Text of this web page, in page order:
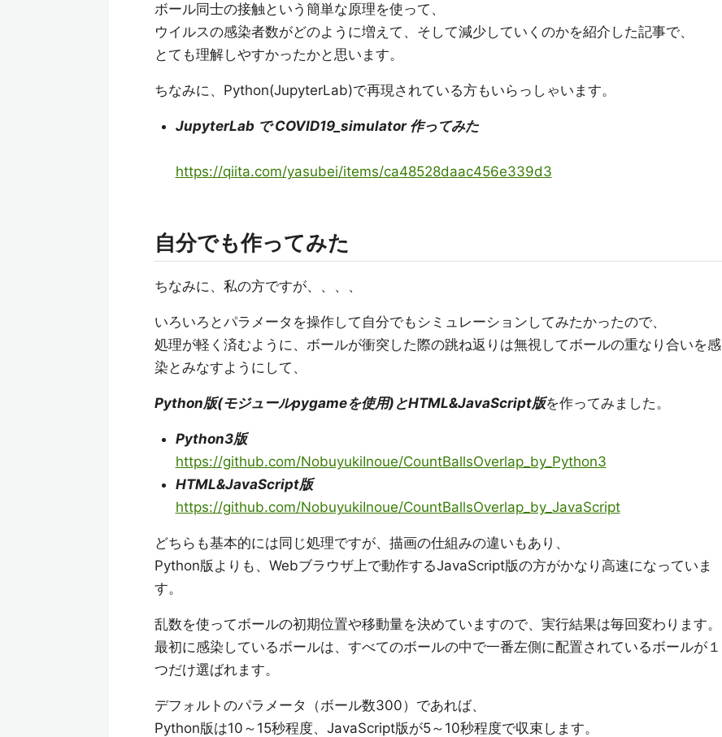
ボール同士の接触という簡単な原理を使って、
ウイルスの感染者数がどのように増えて、そして減少していくのかを紹介した記事で、
とても理解しやすかったかと思います。
ちなみに、Python(JupyterLab)で再現されている方もいらっしゃいます。
JupyterLab で COVID19_simulator 作ってみた
https://qiita.com/yasubei/items/ca48528daac456e339d3
自分でも作ってみた
ちなみに、私の方ですが、、、、
いろいろとパラメータを操作して自分でもシミュレーションしてみたかったので、
処理が軽く済むように、ボールが衝突した際の跳ね返りは無視してボールの重なり合いを感
染とみなすようにして、
Python版(モジュールpygameを使用) とHTML&JavaScript版を作ってみました。
Python3版
https://github.com/NobuyukiInoue/CountBallsOverlap_by_Python3
HTML&JavaScript版
https://github.com/NobuyukiInoue/CountBallsOverlap_by_JavaScript
どちらも基本的には同じ処理ですが、描画の仕組みの違いもあり、
Python版よりも、Webブラウザ上で動作するJavaScript版の方がかなり高速になっていま
す。
乱数を使ってボールの初期位置や移動量を決めていますので、実行結果は毎回変わります。
最初に感染しているボールは、すべてのボールの中で一番左側に配置されているボールが１
つだけ選ばれます。
デフォルトのパラメータ（ボール数300）であれば、
Python版は10～15秒程度、JavaScript版が5～10秒程度で収束します。